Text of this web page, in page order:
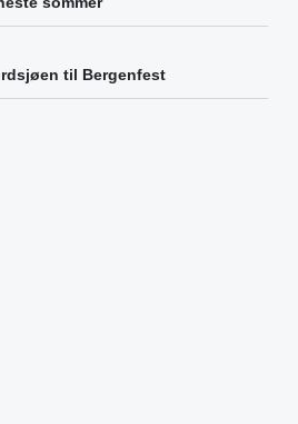
til Bergenfest